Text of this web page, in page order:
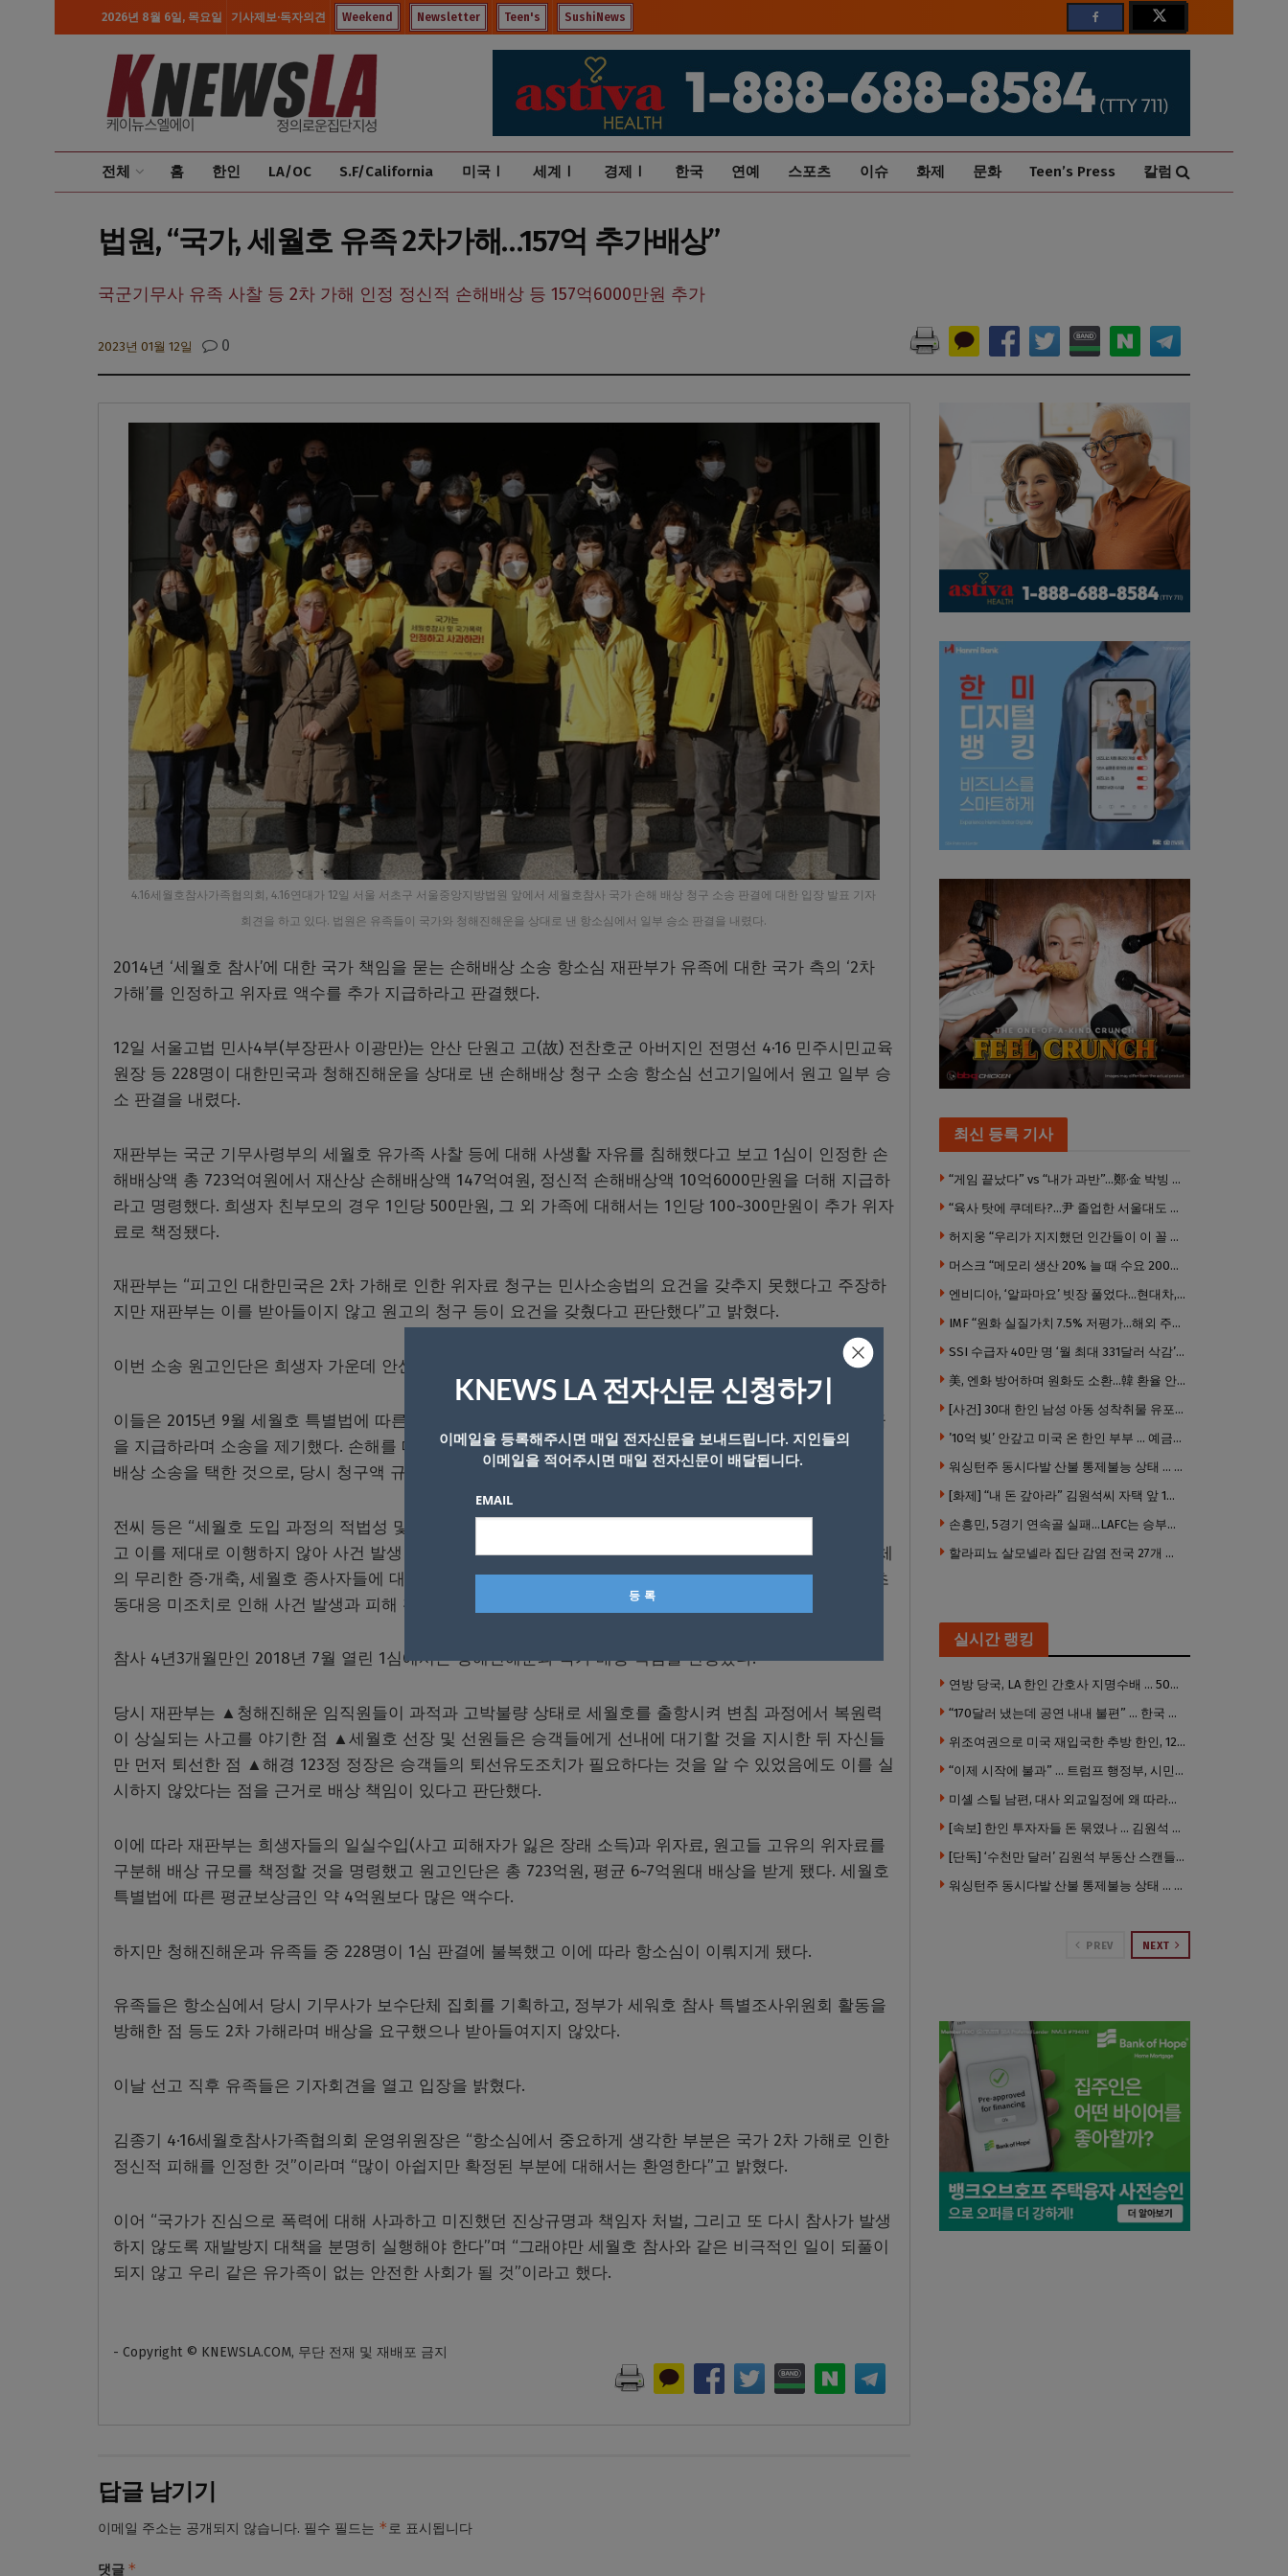
2026년 8월 6일, 목요일 기사제보·독자의견 Weekend Newsletter Teen's SushiNews
전체 홈 한인 LA/OC S.F/California 미국Ⅰ 세계Ⅰ 경제Ⅰ 한국 연예 스포츠 이슈 화제 문화 Teen’s Press 칼럼
법원, “국가, 세월호 유족 2차가해…157억 추가배상”
국군기무사 유족 사찰 등 2차 가해 인정 정신적 손해배상 등 157억6000만원 추가
2023년 01월 12일 0
4.16세월호참사가족협의회, 4.16연대가 12일 서울 서초구 서울중앙지방법원 앞에서 세월호참사 국가 손해 배상 청구 소송 판결에 대한 입장 발표 기자
회견을 하고 있다. 법원은 유족들이 국가와 청해진해운을 상대로 낸 항소심에서 일부 승소 판결을 내렸다.
2014년 ‘세월호 참사’에 대한 국가 책임을 묻는 손해배상 소송 항소심 재판부가 유족에 대한 국가 측의 ‘2차
가해’를 인정하고 위자료 액수를 추가 지급하라고 판결했다.
12일 서울고법 민사4부(부장판사 이광만)는 안산 단원고 고(故) 전찬호군 아버지인 전명선 4·16 민주시민교육
원장 등 228명이 대한민국과 청해진해운을 상대로 낸 손해배상 청구 소송 항소심 선고기일에서 원고 일부 승
소 판결을 내렸다.
재판부는 국군 기무사령부의 세월호 유가족 사찰 등에 대해 사생활 자유를 침해했다고 보고 1심이 인정한 손
해배상액 총 723억여원에서 재산상 손해배상액 147억여원, 정신적 손해배상액 10억6000만원을 더해 지급하
라고 명령했다. 희생자 친부모의 경우 1인당 500만원, 그 외 가족에 대해서는 1인당 100~300만원이 추가 위자
료로 책정됐다.
재판부는 “피고인 대한민국은 2차 가해로 인한 위자료 청구는 민사소송법의 요건을 갖추지 못했다고 주장하
지만 재판부는 이를 받아들이지 않고 원고의 청구 등이 요건을 갖췄다고 판단했다”고 밝혔다.
이번 소송 원고인단은 희생자 가운데 안산 단원고 학생 116명 등 참사로 숨진 118명의 가족이다.
이들은 2015년 9월 세월호 특별법에 따른 보상을 받지 않고 국가와 청해진해운이 10억원 내외의 손해배상금
을 지급하라며 소송을 제기했다. 손해를 메꿔주는 성격의 보상이 아닌 국가 등의 책임을 입증하기 위한 손해
배상 소송을 택한 것으로, 당시 청구액 규모는 1000억원을 넘었다.
전씨 등은 “세월호 도입 과정의 적법성 및 출항 전 안전점검 등을 관리·감독해야 할 책임이 있음에도 불구하
고 이를 제대로 이행하지 않아 사건 발생 원인을 제공했다”고 주장했다. 청해진해운에 대해서도 “세월호 선체
의 무리한 증·개축, 세월호 종사자들에 대한 교육훈련 미준수, 과적, 고박 불량 등 운항과실 및 사고발생 시 초
동대응 미조치로 인해 사건 발생과 피해 확대 책임이 있다”고 강조했다.
참사 4년3개월만인 2018년 7월 열린 1심에서는 청해진해운과 국가 배상 책임을 인정했다.
당시 재판부는 ▲청해진해운 임직원들이 과적과 고박불량 상태로 세월호를 출항시켜 변침 과정에서 복원력
이 상실되는 사고를 야기한 점 ▲세월호 선장 및 선원들은 승객들에게 선내에 대기할 것을 지시한 뒤 자신들
만 먼저 퇴선한 점 ▲해경 123정 정장은 승객들의 퇴선유도조치가 필요하다는 것을 알 수 있었음에도 이를 실
시하지 않았다는 점을 근거로 배상 책임이 있다고 판단했다.
이에 따라 재판부는 희생자들의 일실수입(사고 피해자가 잃은 장래 소득)과 위자료, 원고들 고유의 위자료를
구분해 배상 규모를 책정할 것을 명령했고 원고인단은 총 723억원, 평균 6~7억원대 배상을 받게 됐다. 세월호
특별법에 따른 평균보상금인 약 4억원보다 많은 액수다.
하지만 청해진해운과 유족들 중 228명이 1심 판결에 불복했고 이에 따라 항소심이 이뤄지게 됐다.
유족들은 항소심에서 당시 기무사가 보수단체 집회를 기획하고, 정부가 세워호 참사 특별조사위원회 활동을
방해한 점 등도 2차 가해라며 배상을 요구했으나 받아들여지지 않았다.
이날 선고 직후 유족들은 기자회견을 열고 입장을 밝혔다.
김종기 4·16세월호참사가족협의회 운영위원장은 “항소심에서 중요하게 생각한 부분은 국가 2차 가해로 인한
정신적 피해를 인정한 것”이라며 “많이 아쉽지만 확정된 부분에 대해서는 환영한다”고 밝혔다.
이어 “국가가 진심으로 폭력에 대해 사과하고 미진했던 진상규명과 책임자 처벌, 그리고 또 다시 참사가 발생
하지 않도록 재발방지 대책을 분명히 실행해야 한다”며 “그래야만 세월호 참사와 같은 비극적인 일이 되풀이
되지 않고 우리 같은 유가족이 없는 안전한 사회가 될 것”이라고 했다.
- Copyright © KNEWSLA.COM, 무단 전재 및 재배포 금지
답글 남기기
이메일 주소는 공개되지 않습니다. 필수 필드는 *로 표시됩니다
댓글 *
최신 등록 기사
“게임 끝났다” vs “내가 과반”…鄭·金 박빙 전대 서로 우위 주장
“육사 탓에 쿠데타?…尹 졸업한 서울대도 없애야 하나”
허지웅 “우리가 지지했던 인간들이 이 꼴 만들었다”
머스크 “메모리 생산 20% 늘 때 수요 200% 증가” … 반도체 매출 1조달러 눈 앞
엔비디아, ‘알파마요’ 빗장 풀었다…현대차, 자율주행 속도내나
IMF “원화 실질가치 7.5% 저평가…해외 주식투자 영향”
SSI 수급자 40만 명 ‘월 최대 331달러 삭감’ 위기…10만 명은 수급자격 상실
美, 엔화 방어하며 원화도 소환…韓 환율 안정 ‘우군’ 되나
[사건] 30대 한인 남성 아동 성착취물 유포 혐의로 체포
’10억 빚’ 안갚고 미국 온 한인 부부 … 예금보험공사, 미국서 소송
워싱턴주 동시다발 산불 통제불능 상태 … 이재민 수십만명
[화제] “내 돈 갚아라” 김원석씨 자택 앞 1인 광대 시위 … 한인 투자사, “108만 달러 못받아”
손흥민, 5경기 연속골 실패…LAFC는 승부차기 끝 과달라하라 격파
할라피뇨 살모넬라 집단 감염 전국 27개 주 급속 확산
실시간 랭킹
연방 당국, LA 한인 간호사 지명수배 … 500만 달러 메디캐어 사기, 선고 직전 한국 도주
“170달러 냈는데 공연 내내 불편” … 한국 코미디언 LA공연, 음향 불량에 외모 비하 개그 논란
위조여권으로 미국 재입국한 추방 한인, 120만 달러 은행 사기 행각
“이제 시작에 불과” … 트럼프 행정부, 시민권 박탈 본격화
미셸 스틸 남편, 대사 외교일정에 왜 따라갔나 … “매우 이례적”
[속보] 한인 투자자들 돈 묶였나 … 김원석 회사들 챕터7 강제파산·자진파산 잇따라 신청
[단독] ‘수천만 달러’ 김원석 부동산 스캔들 새 국면 … 한인 투자자들 소송 잇따라 ‘디폴트’ 절차
워싱턴주 동시다발 산불 통제불능 상태 … 이재민 수십만명
PREV NEXT
KNEWS LA 전자신문 신청하기
이메일을 등록해주시면 매일 전자신문을 보내드립니다. 지인들의
이메일을 적어주시면 매일 전자신문이 배달됩니다.
EMAIL